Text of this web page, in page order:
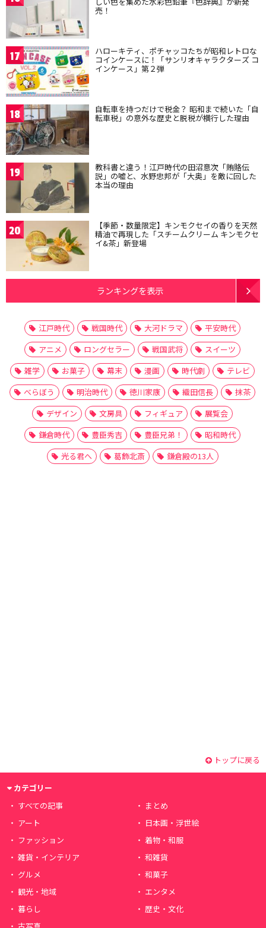
売！
17 ハローキティ、ポチャッコたちが昭和レトロな
コインケースに！「サンリオキャラクターズ コ
インケース」第２弾
18 自転車を持つだけで税金？ 昭和まで続いた「自
転車税」の意外な歴史と脱税が横行した理由
19 教科書と違う！江戸時代の田沼意次「賄賂伝
説」の嘘と、水野忠邦が「大奥」を敵に回した
本当の理由
20 【季節・数量限定】キンモクセイの香りを天然
精油で再現した「スチームクリーム キンモクセ
イ&茶」新登場
ランキングを表示
江戸時代 戦国時代 大河ドラマ
平安時代
アニメ
ロングセラー 戦国武将
スイーツ
雑学
お菓子 幕末 漫画 時代劇
テレビ
べらぼう
明治時代 徳川家康 織田信長
抹茶
デザイン
文房具 フィギュア
展覧会
鎌倉時代
豊臣秀吉 豊臣兄弟！
昭和時代
光る君へ
葛飾北斎 鎌倉殿の13人
トップに戻る
カテゴリー
すべての記事
まとめ
アート
日本画・浮世絵
ファッション
着物・和服
雑貨・インテリア
和雑貨
グルメ
和菓子
観光・地域
エンタメ
暮らし
歴史・文化